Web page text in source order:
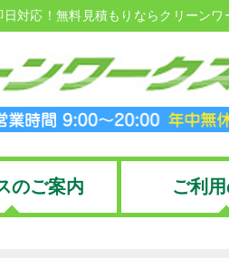
対応！無料見積もりならクリーンワ
のご案内 ご利